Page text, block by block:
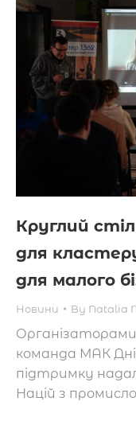
Круглий
для
для малого
Новини By Natalia
команда МАК
підтримку
Націй з